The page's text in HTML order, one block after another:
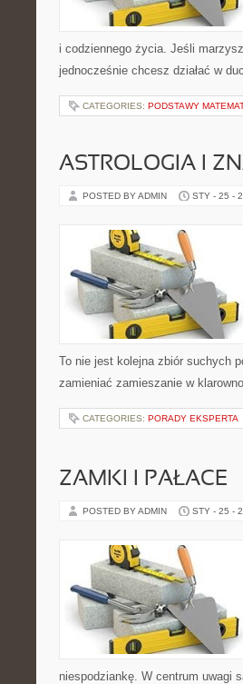
i codziennego życia. Jeśli
jednocześnie chcesz działać w
CATEGORIES: PODSTAWY
ASTROLOGIA I
POSTED BY ADMIN STY - 25 -
To nie jest kolejna zbiór suchych
zamieniać zamieszanie w
CATEGORIES: PORADY EKSPERTA
ZAMKI I PAŁACE
POSTED BY ADMIN STY - 25 -
niespodziankę. W centrum uwagi